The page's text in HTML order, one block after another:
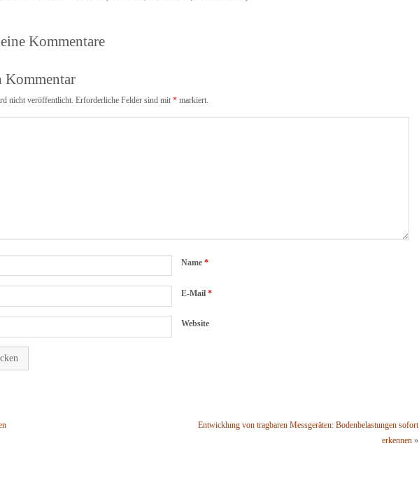
Kommentare
Kommentar
nicht veröffentlicht. Erforderliche Felder sind mit* markiert.
Name*
E-Mail*
Website
Entwicklung von tragbaren Messgeräten: Bodenbelastungen sofort
erkennen »